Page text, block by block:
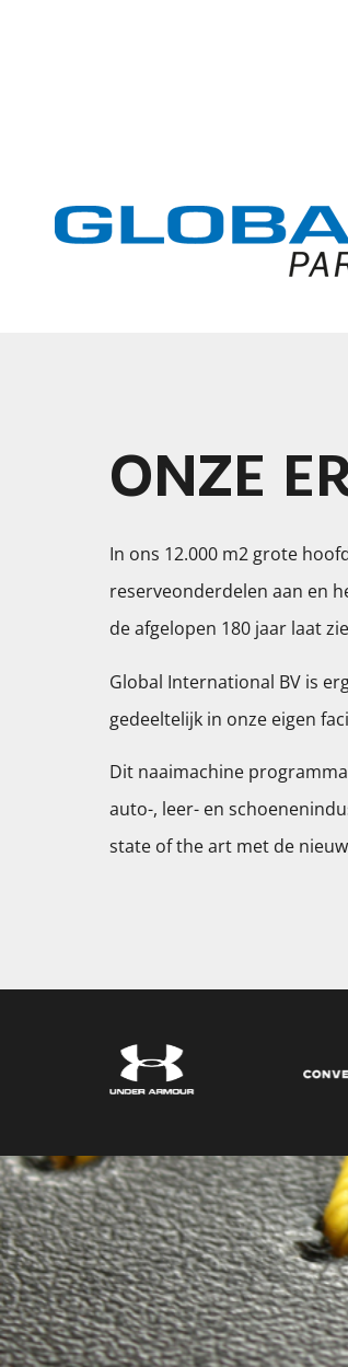
ONZE
In ons 12.000 m2 grote
reserveonderdelen aan en
de afgelopen 180 jaar laat
Global International BV is
gedeeltelijk in onze eigen
Dit naaimachine
auto-, leer- en
state of the art met de